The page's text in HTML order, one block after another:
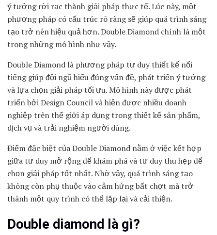
ý tưởng rời rạc thành giải pháp thực tế. Lúc này, một
phương pháp có cấu trúc rõ ràng sẽ giúp quá trình sáng
tạo trở nên hiệu quả hơn. Double Diamond chính là một
trong những mô hình như vậy.
Double Diamond là phương pháp tư duy thiết kế nổi
tiếng giúp đội ngũ hiểu đúng vấn đề, phát triển ý tưởng
và lựa chọn giải pháp tối ưu. Mô hình này được phát
triển bởiDesign Councilvà hiện được nhiều doanh
nghiệp trên thế giới áp dụng trong thiết kế sản phẩm,
dịch vụ và trải nghiệm người dùng.
Điểm đặc biệt của Double Diamond nằm ở việc kết hợp
giữa tư duy mở rộng để khám phá và tư duy thu hẹp để
chọn giải pháp tốt nhất. Nhờ vậy, quá trình sáng tạo
không còn phụ thuộc vào cảm hứng bất chợt mà trở
thành một quy trình có thể lặp lại và cải thiện.
Double diamond là gì?